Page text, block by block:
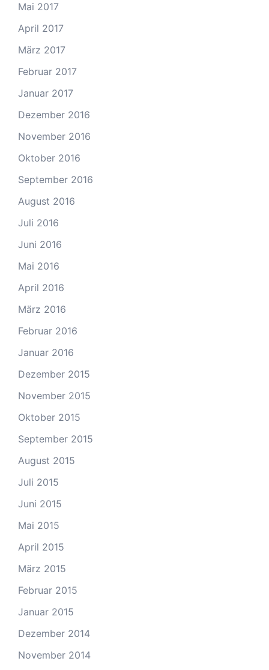
Mai 2017
April 2017
März 2017
Februar 2017
Januar 2017
Dezember 2016
November 2016
Oktober 2016
September 2016
August 2016
Juli 2016
Juni 2016
Mai 2016
April 2016
März 2016
Februar 2016
Januar 2016
Dezember 2015
November 2015
Oktober 2015
September 2015
August 2015
Juli 2015
Juni 2015
Mai 2015
April 2015
März 2015
Februar 2015
Januar 2015
Dezember 2014
November 2014